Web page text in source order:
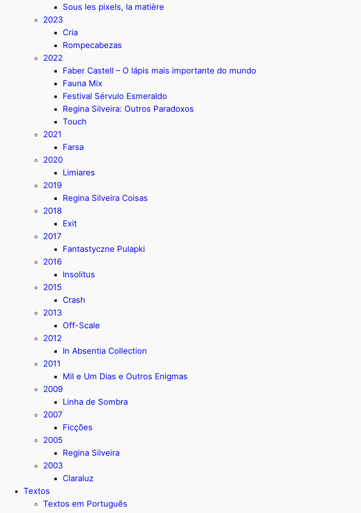
Sous les pixels, la matière
2023
Cria
Rompecabezas
2022
Faber Castell – O lápis mais importante do mundo
Fauna Mix
Festival Sérvulo Esmeraldo
Regina Silveira: Outros Paradoxos
Touch
2021
Farsa
2020
Limiares
2019
Regina Silveira Coisas
2018
Exit
2017
Fantastyczne Pulapki
2016
Insolitus
2015
Crash
2013
Off-Scale
2012
In Absentia Collection
2011
Mil e Um Dias e Outros Enigmas
2009
Linha de Sombra
2007
Ficções
2005
Regina Silveira
2003
Claraluz
Textos
Textos em Português